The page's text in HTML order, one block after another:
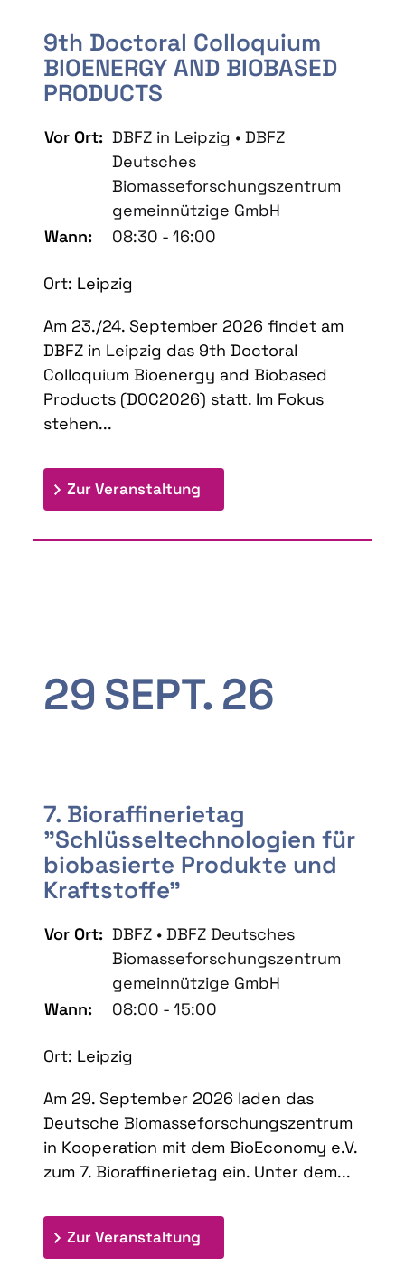
9th Doctoral Colloquium
BIOENERGY AND BIOBASED
PRODUCTS
Vor Ort: DBFZ in Leipzig • DBFZ
Deutsches
Biomasseforschungszentrum
gemeinnützige GmbH
Wann:
08:30 - 16:00
Ort: Leipzig
Am 23./24. September 2026 findet am
DBFZ in Leipzig das 9th Doctoral
Colloquium Bioenergy and Biobased
Products (DOC2026) statt. Im Fokus
stehen...
Zur Veranstaltung
29SEPT. 26
7. Bioraffinerietag
"Schlüsseltechnologien für
biobasierte Produkte und
Kraftstoffe"
Vor Ort: DBFZ • DBFZ Deutsches
Biomasseforschungszentrum
gemeinnützige GmbH
Wann:
08:00 - 15:00
Ort: Leipzig
Am 29. September 2026 laden das
Deutsche Biomasseforschungszentrum
in Kooperation mit dem BioEconomy e.V.
zum 7. Bioraffinerietag ein. Unter dem...
Zur Veranstaltung